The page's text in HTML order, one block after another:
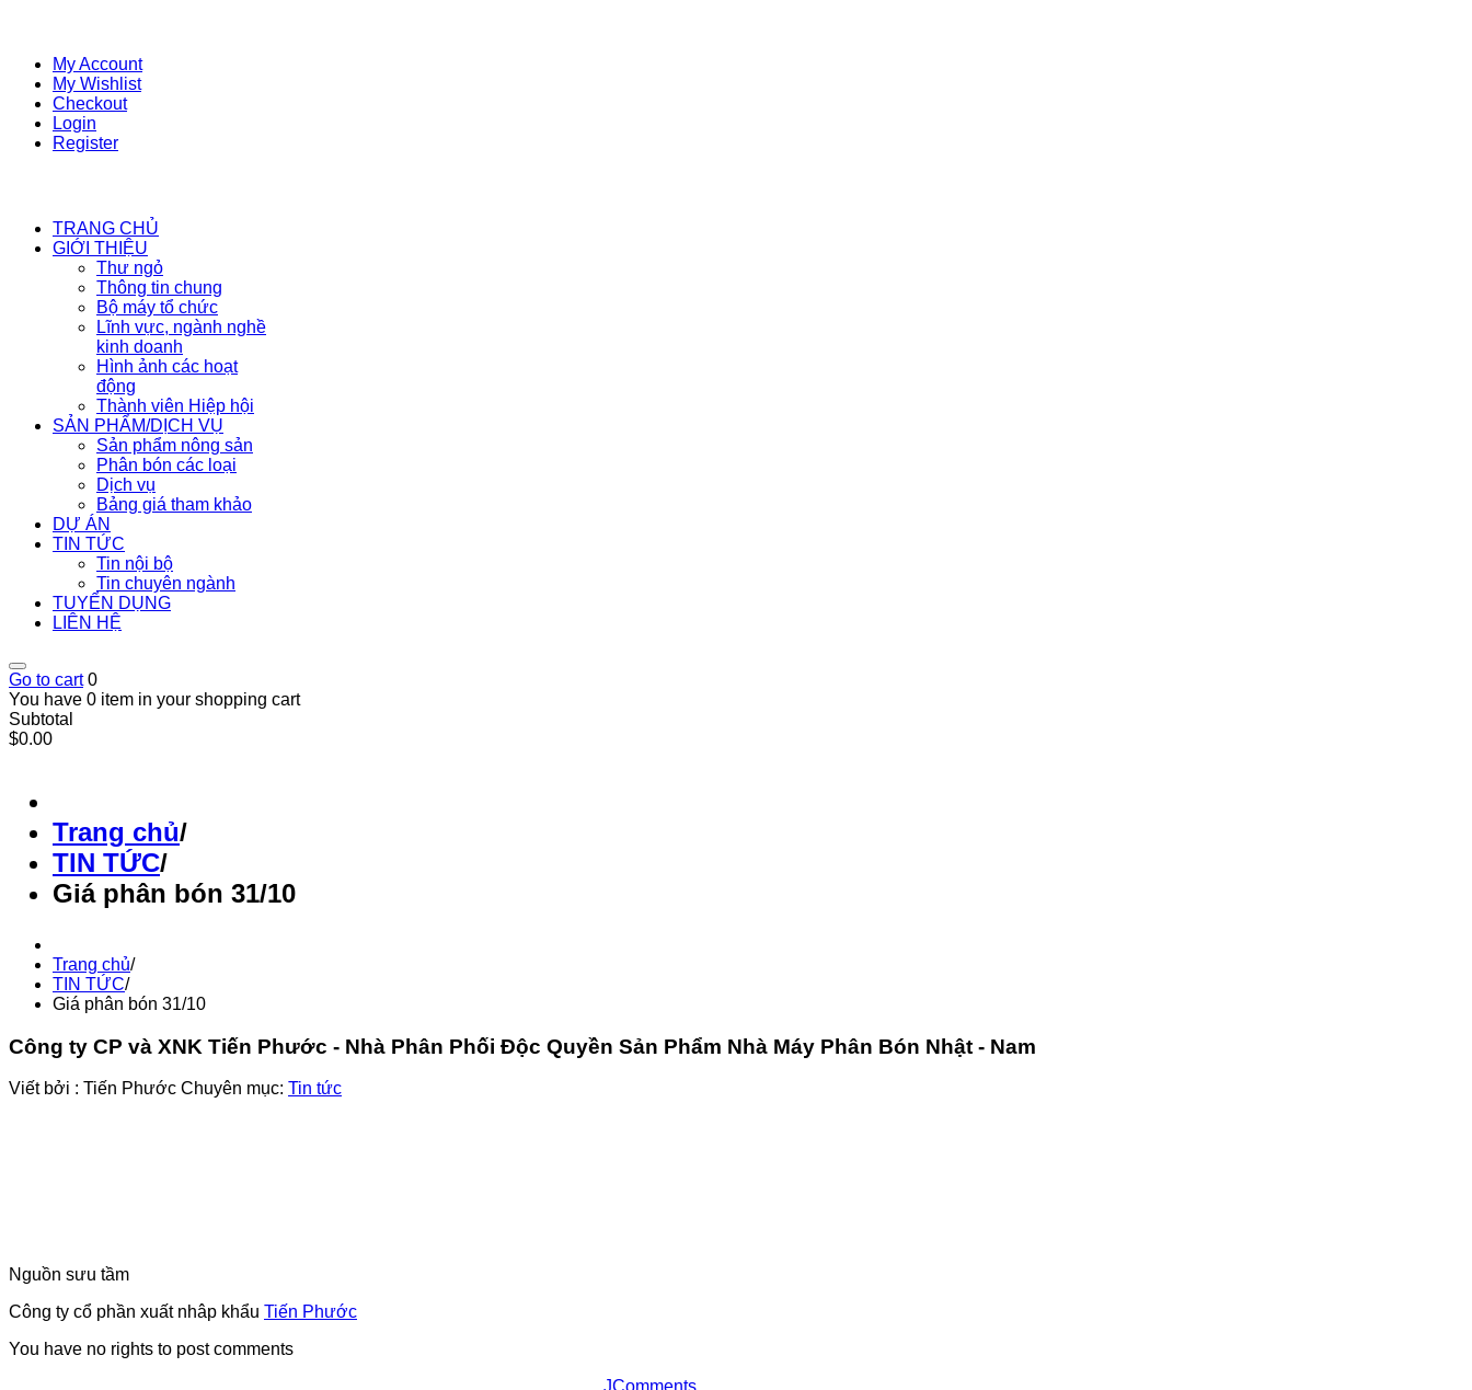
My Account
My Wishlist
Checkout
Login
Register
TRANG CHỦ
GIỚI THIỆU
Thư ngỏ
Thông tin chung
Bộ máy tổ chức
Lĩnh vực, ngành nghề
kinh doanh
Hình ảnh các hoạt
động
Thành viên Hiệp hội
SẢN PHẨM/DỊCH VỤ
Sản phẩm nông sản
Phân bón các loại
Dịch vụ
Bảng giá tham khảo
DỰ ÁN
TIN TỨC
Tin nội bộ
Tin chuyên ngành
TUYỂN DỤNG
LIÊN HỆ
Go to cart 0
You have 0 item in your shopping cart
Subtotal
$0.00
Trang chủ/
TIN TỨC/
Giá phân bón 31/10
Trang chủ/
TIN TỨC/
Giá phân bón 31/10
Công ty CP và XNK Tiến Phước - Nhà Phân Phối Độc Quyền Sản Phẩm Nhà Máy Phân Bón Nhật - Nam
Viết bởi : Tiến Phước Chuyên mục: Tin tức
Nguồn sưu tầm
Công ty cổ phần xuất nhâp khẩu Tiến Phước
You have no rights to post comments